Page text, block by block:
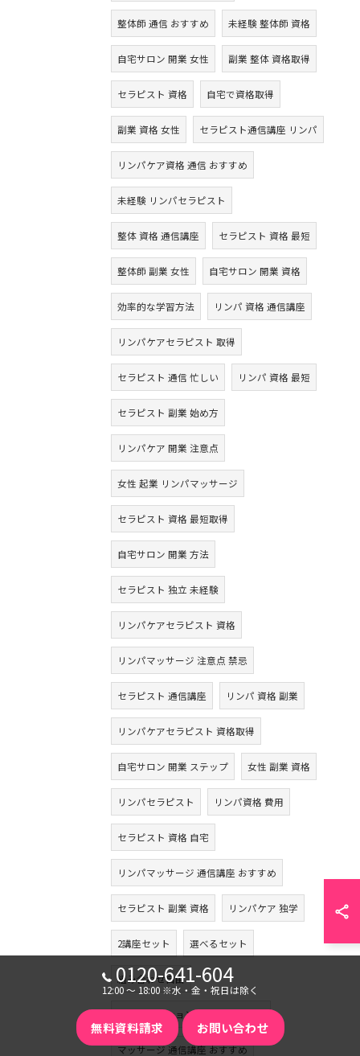
整体師 通信 おすすめ 未経験 整体師 資格
自宅サロン 開業 女性 副業 整体 資格取得
セラピスト 資格 自宅で資格取得
副業 資格 女性 セラピスト通信講座 リンパ
リンパケア資格 通信 おすすめ
未経験 リンパセラピスト
整体 資格 通信講座 セラピスト 資格 最短
整体師 副業 女性 自宅サロン 開業 資格
効率的な学習方法 リンパ 資格 通信講座
リンパケアセラピスト 取得
セラピスト 通信 忙しい リンパ 資格 最短
セラピスト 副業 始め方
リンパケア 開業 注意点
女性 起業 リンパマッサージ
セラピスト 資格 最短取得
自宅サロン 開業 方法
セラピスト 独立 未経験
リンパケアセラピスト 資格
リンパマッサージ 注意点 禁忌
セラピスト 通信講座 リンパ 資格 副業
リンパケアセラピスト 資格取得
自宅サロン 開業 ステップ 女性 副業 資格
リンパセラピスト リンパ資格 費用
セラピスト 資格 自宅
リンパマッサージ 通信講座 おすすめ
セラピスト 副業 資格 リンパケア 独学
2講座セット 選べるセット
組み合わせ自由
リラクゼーション資格 オンライン
マッサージ 通信講座 おすすめ
0120-641-604
12:00 〜 18:00 ※水・金・祝日は除く
無料資料請求 お問い合わせ